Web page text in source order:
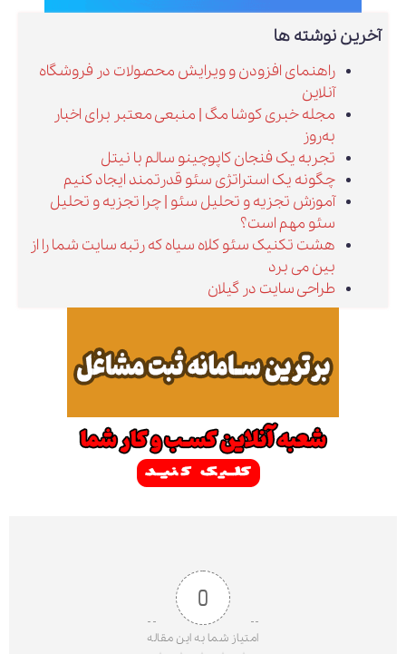
آخرین نوشته ها
راهنمای افزودن و ویرایش محصولات در فروشگاه
آنلاین
مجله خبری کوشا مگ | منبعی معتبر برای اخبار
به‌روز
تجربه یک فنجان کاپوچینو سالم با نیتل
چگونه یک استراتژی سئو قدرتمند ایجاد کنیم
آموزش تجزیه و تحلیل سئو | چرا تجزیه و تحلیل
سئو مهم است؟
هشت تکنیک سئو کلاه سیاه که رتبه سایت شما را از
بین می برد
طراحی سایت در گیلان
0
امتیاز شما به این مقاله